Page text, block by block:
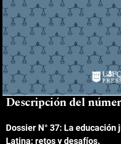
Descripción del
Dossier N° 37: La educación
Latina: retos y desafíos.